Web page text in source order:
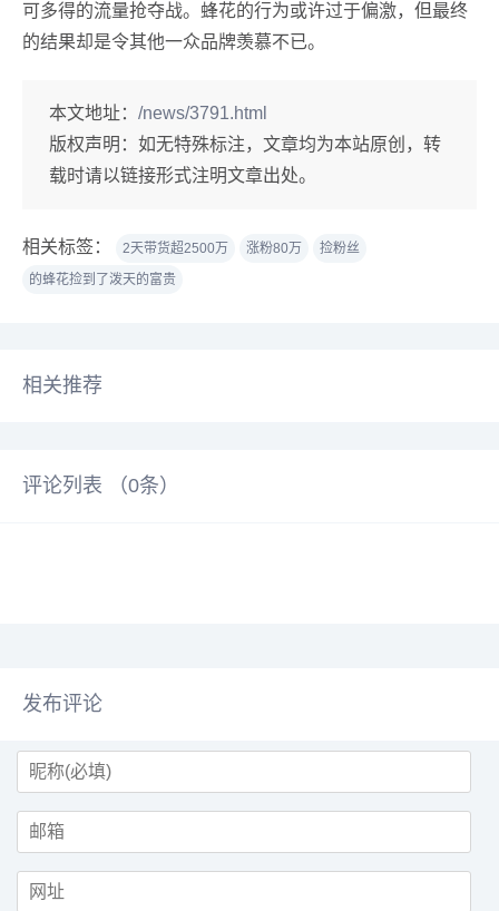
可多得的流量抢夺战。蜂花的行为或许过于偏激，但最终
的结果却是令其他一众品牌羡慕不已。
本文地址： /news/3791.html
版权声明： 如无特殊标注，文章均为本站原创，转
载时请以链接形式注明文章出处。
相关标签： 2天带货超2500万 涨粉80万
捡粉丝
的蜂花捡到了泼天的富贵
相关推荐
评论列表 （0条）
发布评论